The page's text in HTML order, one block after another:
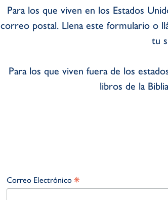
Para los que viven en los Estados
correo postal. Llena este formulario o
tu
Para los que viven fuera de los
libros de la
Correo Electrónico *